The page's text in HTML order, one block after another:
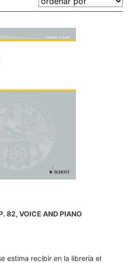
82, VOICE AND PIANO
estima recibir en la librería el